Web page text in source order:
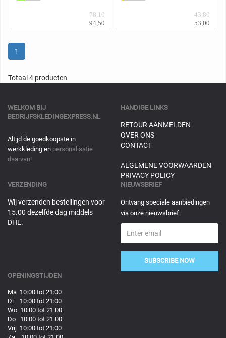
78,10
94,50
43,80
53,00
1
Totaal 4 producten
WELKOM BIJ
BEDRIJFSKLEDINGEXPRESS.NL
Altijd de goedkoopste in
werkkleding en personalisatie
daarvan!
HANDIGE LINKS
RETOUR AANMELDEN
OVER ONS
CONTACT
ALGEMENE VOORWAARDEN
PRIVACY POLICY
VERZENDING
Wij verzenden bestellingen voor
15.00 dezelfde dag middels
DHL.
NIEUWSBRIEF
Ontvang speciale aanbiedingen
via onze nieuwsbrief.
SUBSCRIBE NOW
OPENINGSTIJDEN
Ma 10:00 tot 21:00
Di 10:00 tot 21:00
Wo 10:00 tot 21:00
Do 10:00 tot 21:00
Vrij 10:00 tot 21:00